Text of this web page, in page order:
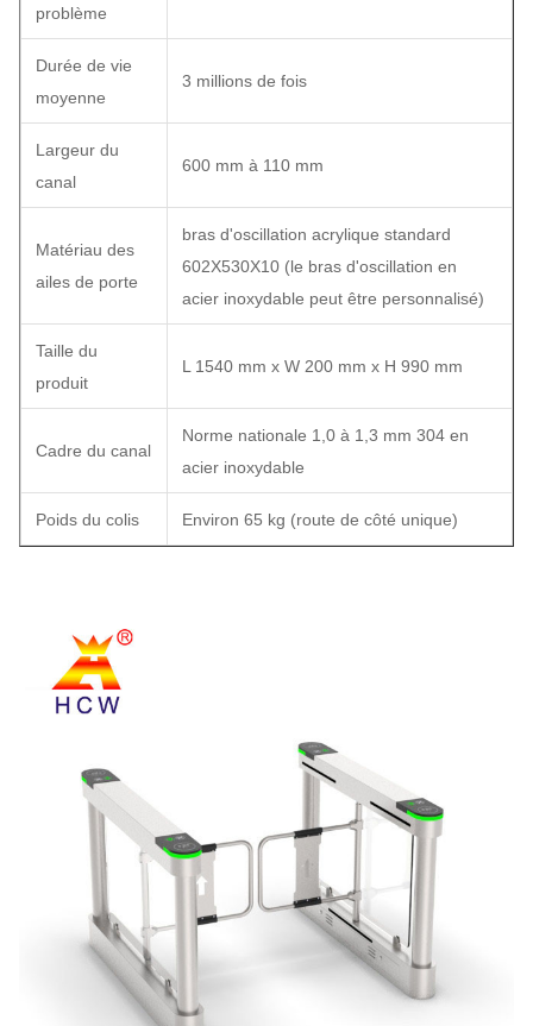
problème
Durée de vie
moyenne
3 millions de fois
Largeur du
canal
600 mm à 110 mm
Matériau des
ailes de porte
bras d'oscillation acrylique standard
602X530X10 (le bras d'oscillation en
acier inoxydable peut être personnalisé)
Taille du
produit
L 1540 mm x W 200 mm x H 990 mm
Cadre du canal
Norme nationale 1,0 à 1,3 mm 304 en
acier inoxydable
Poids du colis Environ 65 kg (route de côté unique)